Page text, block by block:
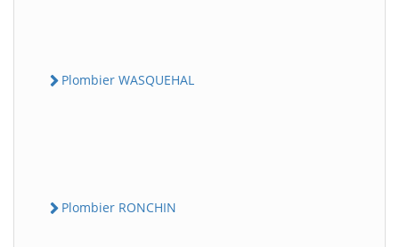
Plombier WASQUEHAL
Plombier RONCHIN